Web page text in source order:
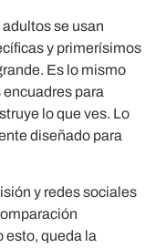
se usan
y primerísimos
Es lo mismo
para
lo que ves. Lo
diseñado para
y redes sociales
esto, queda la